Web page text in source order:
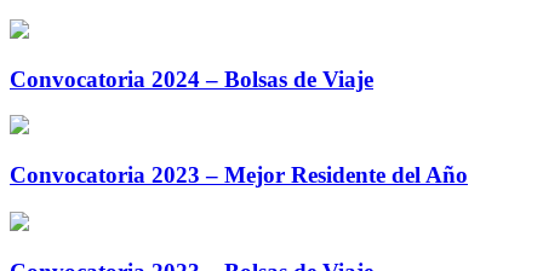
Convocatoria 2024 – Bolsas de Viaje
Convocatoria 2023 – Mejor Residente del Año